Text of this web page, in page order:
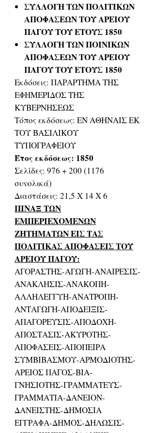
ΣΥΛΛΟΓΗ ΤΩΝ ΠΟΛΙΤΙΚΩΝ
ΑΠΟΦΑΣΕΩΝ ΤΟΥ ΑΡΕΙΟΥ
ΠΑΓΟΥ ΤΟΥ ΕΤΟΥΣ 1850
ΣΥΛΛΟΓΗ ΤΩΝ ΠΟΙΝΙΚΩΝ
ΑΠΟΦΑΣΕΩΝ ΤΟΥ ΑΡΕΙΟΥ
ΠΑΓΟΥ ΤΟΥ ΕΤΟΥΣ 1850
Εκδόσεις: ΠΑΡΑΡΤΗΜΑ ΤΗΣ
ΕΦΗΜΕΡΙΔΟΣ ΤΗΣ
ΚΥΒΕΡΝΗΣΕΩΣ
Τόπος εκδόσεως: ΕΝ ΑΘΗΝΑΙΣ ΕΚ
ΤΟΥ ΒΑΣΙΛΙΚΟΥ
ΤΥΠΟΓΡΑΦΕΙΟΥ
Έτος εκδόσεως: 1850
Σελίδες: 976 + 200 (1176
συνολικά)
Διαστάσεις: 21,5 Χ 14 Χ 6
ΠΙΝΑΞ ΤΩΝ
ΕΜΠΕΡΙΕΧΟΜΕΝΩΝ
ΖΗΤΗΜΑΤΩΝ ΕΙΣ ΤΑΣ
ΠΟΛΙΤΙΚΑΣ ΑΠΟΦΑΣΕΙΣ ΤΟΥ
ΑΡΕΙΟΥ ΠΑΓΟΥ:
ΑΓΟΡΑΣΤΗΣ-ΑΓΩΓΗ-ΑΝΑΙΡΕΣΙΣ-
ΑΝΑΚΛΗΣΙΣ-ΑΝΑΚΟΠΗ-
ΑΛΛΗΛΕΓΓΥΗ-ΑΝΑΤΡΟΠΗ-
ΑΝΤΑΓΩΓΗ-ΑΠΟΔΕΙΞΙΣ-
ΑΠΑΓΟΡΕΥΣΙΣ-ΑΠΟΔΟΧΗ-
ΑΠΟΣΤΑΣΙΣ-ΑΚΥΡΟΤΗΣ-
ΑΠΟΦΑΣΕΙΣ-ΑΠΟΠΕΙΡΑ
ΣΥΜΒΙΒΑΣΜΟΥ-ΑΡΜΟΔΙΟΤΗΣ-
ΑΡΕΙΟΣ ΠΑΓΟΣ-ΒΙΑ-
ΓΝΗΣΙΟΤΗΣ-ΓΡΑΜΜΑΤΕΥΣ-
ΓΡΑΜΜΑΤΙΑ-ΔΑΝΕΙΟΝ-
ΔΑΝΕΙΣΤΗΣ-ΔΗΜΟΣΙΑ
ΕΓΓΡΑΦΑ-ΔΗΜΟΣ-ΔΗΛΩΣΙΣ-